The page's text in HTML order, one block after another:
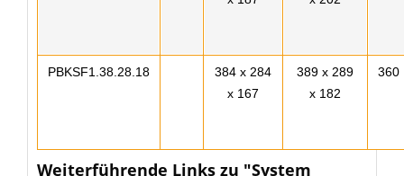
PBKSF1.38.28.18
384 x 284
x 167
389 x 289
x 182
360
Weiterführende Links zu "System